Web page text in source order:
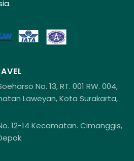
No. 13, RT. 001 RW. 004,
Laweyan, Kota Surakarta,
12-14 Kecamatan. Cimanggis,